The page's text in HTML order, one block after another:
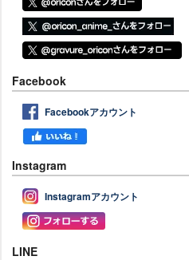
Facebook
Facebookアカウント
Instagram
Instagramアカウント
LINE